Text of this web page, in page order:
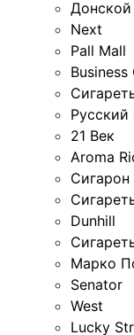
Донской
Next
Pall Mall
Business
Русский
21 Век
Aroma
Сигарон
Dunhill
Марко
Senator
West
Lucky